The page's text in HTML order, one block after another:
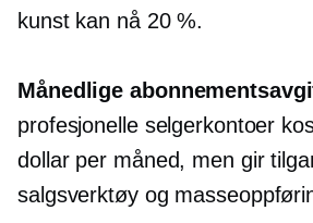
kunst kan nå 20 %.
Månedlige
profesjonelle selgerkontoer
dollar per måned, men gir
salgsverktøy og